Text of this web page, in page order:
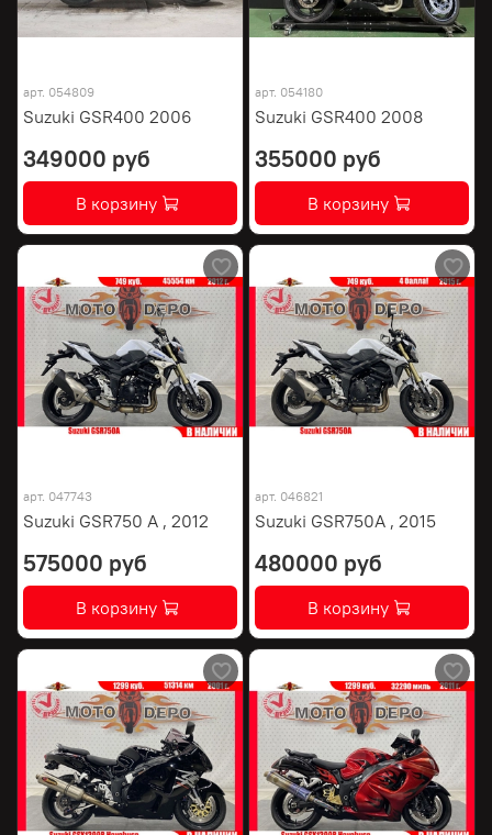
арт. 054809
Suzuki GSR400 2006
349000 руб
В корзину
арт. 054180
Suzuki GSR400 2008
355000 руб
В корзину
арт. 047743
Suzuki GSR750 A , 2012
575000 руб
В корзину
арт. 046821
Suzuki GSR750A , 2015
480000 руб
В корзину